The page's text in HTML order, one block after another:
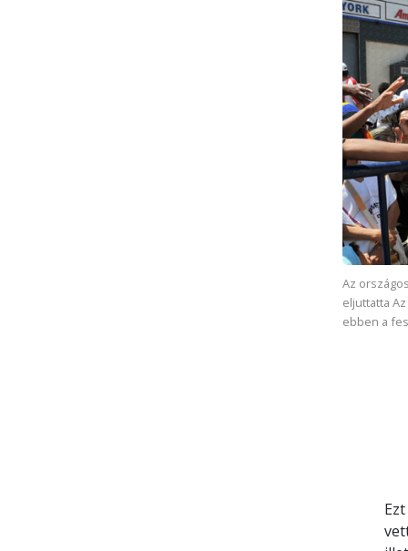
Az
eljuttatta
ebben a